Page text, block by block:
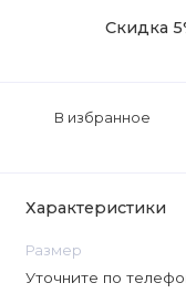
Скидка
В избранное
Характеристики
Размер
Уточните по